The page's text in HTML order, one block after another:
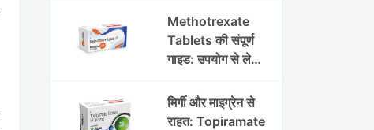
Benefits,
Dosage &
Precautions
Methotrexate
Tablets की संपूर्ण
गाइड: उपयोग से लेकर
मिर्गी और माइग्रेन से
राहत: Topiramate